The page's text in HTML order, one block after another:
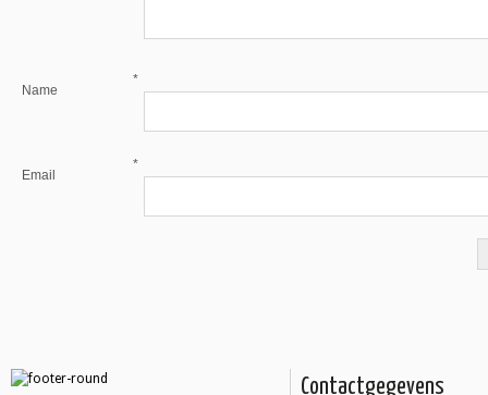
Name
*
Email
*
Contactgegevens